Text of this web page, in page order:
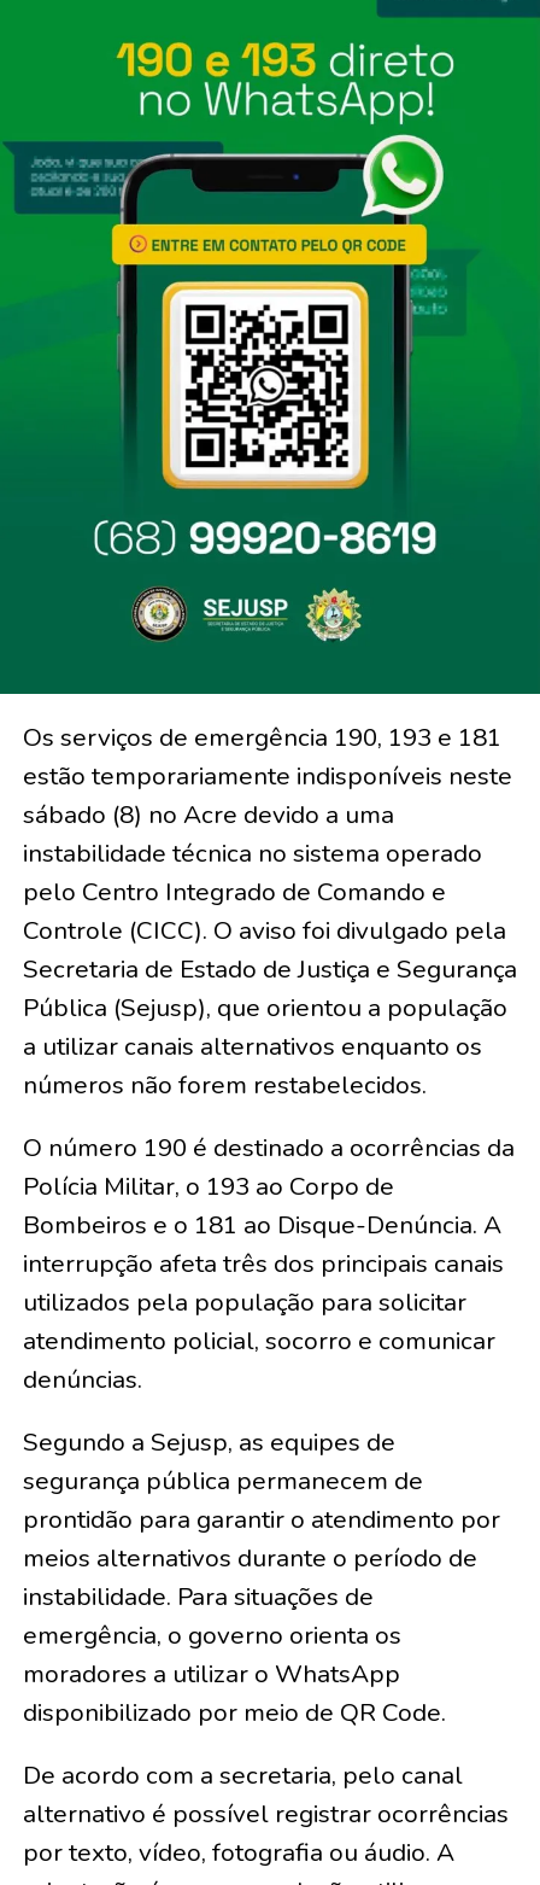
Os serviços de emergência 190, 193 e 181
estão temporariamente indisponíveis neste
sábado (8) no Acre devido a uma
instabilidade técnica no sistema operado
pelo Centro Integrado de Comando e
Controle (CICC). O aviso foi divulgado pela
Secretaria de Estado de Justiça e Segurança
Pública (Sejusp), que orientou a população
a utilizar canais alternativos enquanto os
números não forem restabelecidos.
O número 190 é destinado a ocorrências da
Polícia Militar, o 193 ao Corpo de
Bombeiros e o 181 ao Disque-Denúncia. A
interrupção afeta três dos principais canais
utilizados pela população para solicitar
atendimento policial, socorro e comunicar
denúncias.
Segundo a Sejusp, as equipes de
segurança pública permanecem de
prontidão para garantir o atendimento por
meios alternativos durante o período de
instabilidade. Para situações de
emergência, o governo orienta os
moradores a utilizar o WhatsApp
disponibilizado por meio de QR Code.
De acordo com a secretaria, pelo canal
alternativo é possível registrar ocorrências
por texto, vídeo, fotografia ou áudio. A